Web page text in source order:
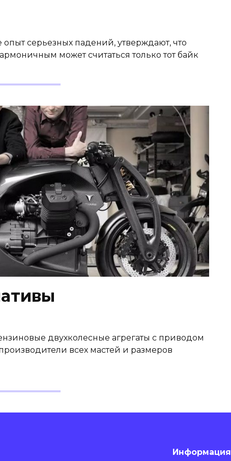
серьезных падений, утверждают, что
может считаться только тот байк
двухколесные агрегаты с приводом
всех мастей и размеров
Информация